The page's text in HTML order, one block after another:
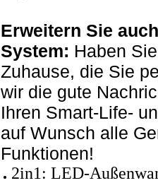
Erweitern Sie
System: Haben
Zuhause, die Sie
wir die gute
Ihren Smart-Life-
auf Wunsch alle
Funktionen!
2in1: LED-